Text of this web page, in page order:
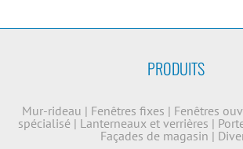
PRODUITS
Mur-rideau | Fenêtres fixes | Fenêtres
spécialisé | Lanterneaux et verrières |
Façades de magasin |